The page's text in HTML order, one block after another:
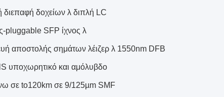
διεπαφή δοχείων λ διπλή LC
pluggable SFP ίχνος λ
αποστολής σημάτων λέιζερ λ 1550nm DFB
υποχωρητικό και αμόλυβδο
σε to120km σε 9/125µm SMF